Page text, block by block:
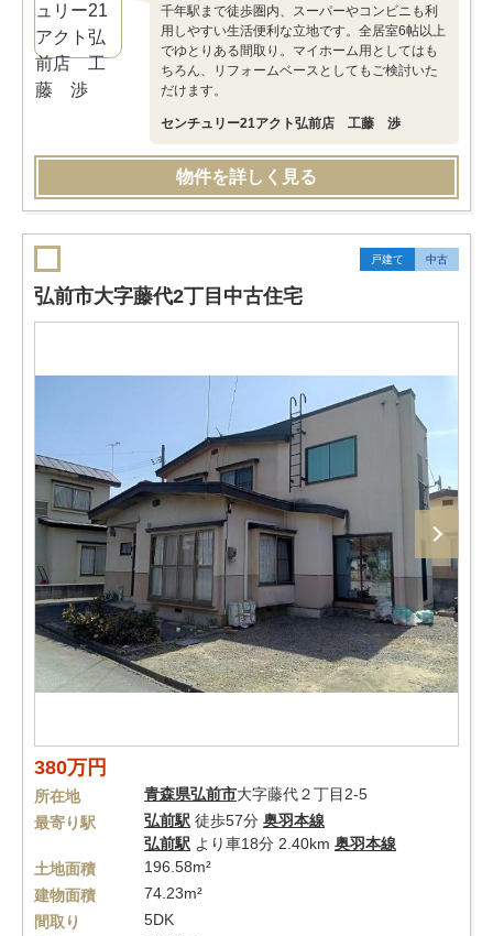
千年駅まで徒歩圏内、スーパーやコンビニも利
用しやすい生活便利な立地です。全居室6帖以上
でゆとりある間取り。マイホーム用としてはも
ちろん、リフォームベースとしてもご検討いた
だけます。
センチュリー21アクト弘前店 工藤 渉
物件を詳しく見る
戸建て 中古
弘前市大字藤代2丁目中古住宅
380万円
所在地 青森県弘前市大字藤代２丁目2-5
最寄り駅
弘前駅 徒歩57分 奥羽本線
弘前駅 より車18分 2.40km 奥羽本線
土地面積
196.58m²
建物面積
74.23m²
間取り
5DK